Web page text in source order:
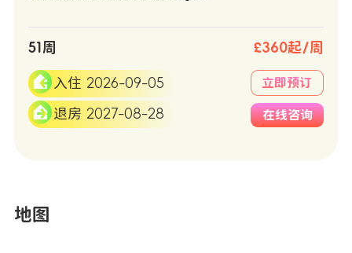
51周 £360起/周
入住 2026-09-05
退房 2027-08-28
立即预订
在线咨询
地图